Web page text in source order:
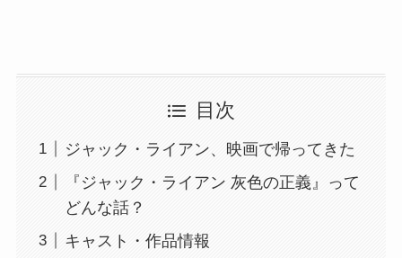
目次
ジャック・ライアン、映画で帰ってきた
『ジャック・ライアン 灰色の正義』って
どんな話？
キャスト・作品情報